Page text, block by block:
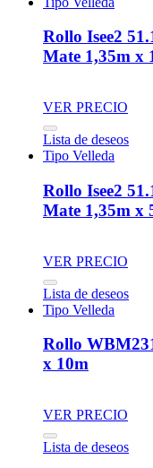
Rollo Isee2
Mate 1,35m x
VER PRECIO
Lista de deseos
Tipo Velleda
Rollo Isee2
Mate 1,35m x
VER PRECIO
Lista de deseos
Tipo Velleda
Rollo
x 10m
VER PRECIO
Lista de deseos